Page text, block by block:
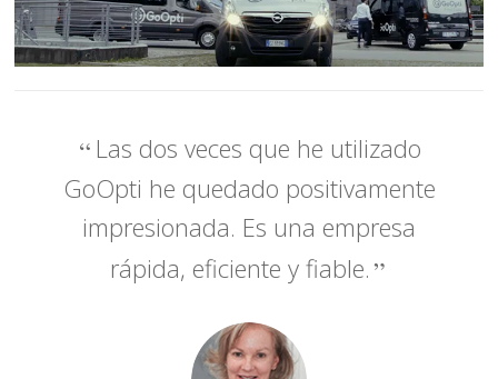
Las dos veces que he utilizado
GoOpti he quedado positivamente
impresionada. Es una empresa
rápida, eficiente y fiable.